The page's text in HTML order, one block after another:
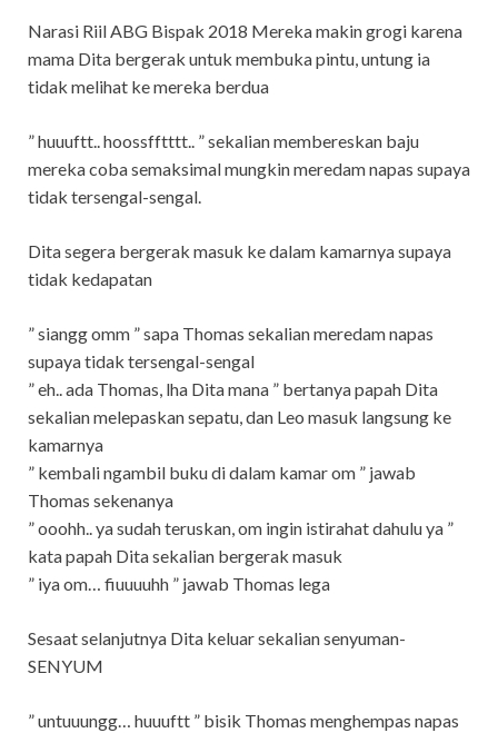
Narasi Riil ABG Bispak 2018 Mereka makin grogi karena
mama Dita bergerak untuk membuka pintu, untung ia
tidak melihat ke mereka berdua
” huuuftt.. hoossfftttt.. ” sekalian membereskan baju
mereka coba semaksimal mungkin meredam napas supaya
tidak tersengal-sengal.
Dita segera bergerak masuk ke dalam kamarnya supaya
tidak kedapatan
” siangg omm ” sapa Thomas sekalian meredam napas
supaya tidak tersengal-sengal
” eh.. ada Thomas, lha Dita mana ” bertanya papah Dita
sekalian melepaskan sepatu, dan Leo masuk langsung ke
kamarnya
” kembali ngambil buku di dalam kamar om ” jawab
Thomas sekenanya
” ooohh.. ya sudah teruskan, om ingin istirahat dahulu ya ”
kata papah Dita sekalian bergerak masuk
” iya om… fiuuuuhh ” jawab Thomas lega
Sesaat selanjutnya Dita keluar sekalian senyuman-
SENYUM
” untuuungg… huuuftt ” bisik Thomas menghempas napas